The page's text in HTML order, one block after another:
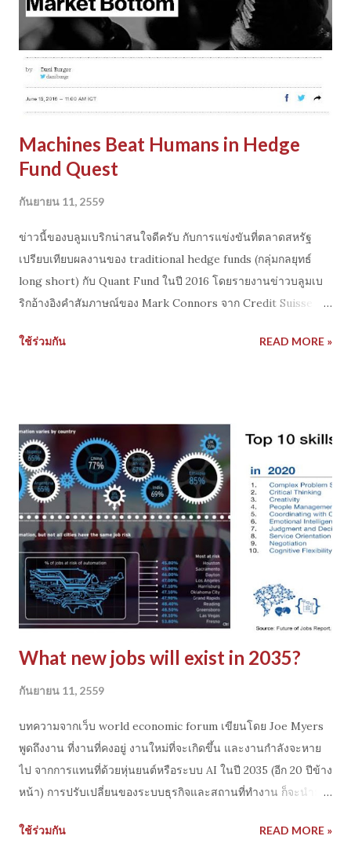
to-investors/
Machines Beat Humans in Hedge
Fund Quest
กันยายน 11, 2559
ข่าวนี้ของบลูมเบริกน่าสนใจดีครับ กับการแข่งขันที่ตลาดสหรัฐ
เปรียบเทียบผลงานของ traditional hedge funds (กลุ่มกลยุทธ์
long short) กับ Quant Fund ในปี 2016 โดยรายงานข่าวบลูมเบ
ริกอ้างอิงคำสัมภาษณ์ของ Mark Connors จาก Credit Suisse
เลือกหุ้น และเทรด(valuation and momentum strategies)
มากกว่า 8% โดยเฉพาะผลตอบแทนจากการเข้าซื้อกลุ่มพลังงานที่
ราคาเพิ่มขึ้นจากโมเมนตรัมโดยเดือน june ที่ผ่านมาบวกถึง 18%
โดดมากสุดในทุกกลุ่มของ S&P500 ขณะที่ผู้จัดการกองทุนเฮ็ดฟันด์
ส่วนใหญ่ที่เปรียบเทียบ ทำตรงกันข้ามกับ machine ไม่ขายหุ้นออก
ไปหมดก่อนตลาดจะวิ่ง หรือไม่ก็ตกรถพลาดโอกาสเพราะไม่ได้ทำ
อะไร จากภาพที่เขาเปรียบเทียบ ก็จะเห็นว่า Quant momentum
strategy ที่ใช้ AI ทำผลงานปีนี้ ชนะสูงกว่าค่าเฉลี่ยของ
traditional hedge funds บลูมเบิรกเลยสรุปว่ายกนี้ machine
เอาชนะ...
ใช้ร่วมกัน READ MORE »
What new jobs will exist in 2035?
กันยายน 11, 2559
บทความจากเว็บ world economic forum เขียนโดย Joe Myers
พูดถึงงาน ที่งานที่คงอยู่ งานใหม่ที่จะเกิดขึ้น และงานกำลังจะหาย
ไป จากการแทนที่ด้วยหุ่นยนต์หรือระบบ AI ในปี 2035 (อีก 20 ปีข้าง
หน้า) การปรับเปลี่ยนของระบบธุรกิจและสถานที่ทำงาน ก็จะนำมา
ระบบ Automation ที่ปัจจุบันมีการพัฒนาทักษะและประสิทธิ์ภาพได้
ใช้ร่วมกัน READ MORE »